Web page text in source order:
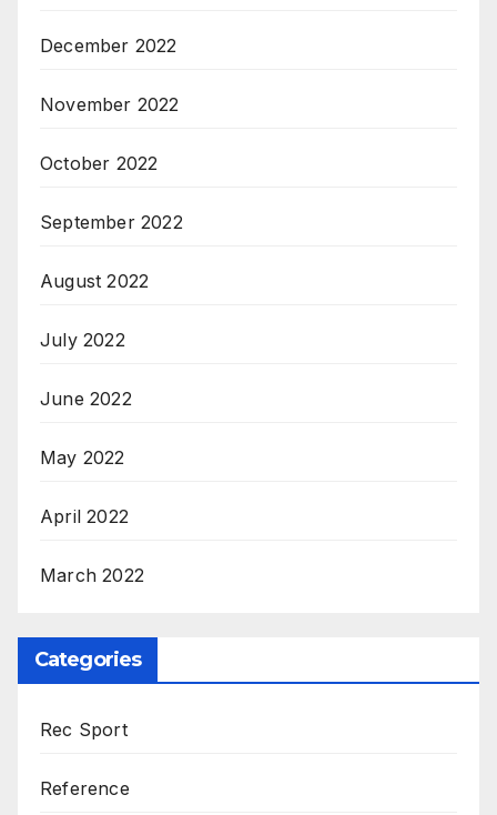
December 2022
November 2022
October 2022
September 2022
August 2022
July 2022
June 2022
May 2022
April 2022
March 2022
Categories
Rec Sport
Reference